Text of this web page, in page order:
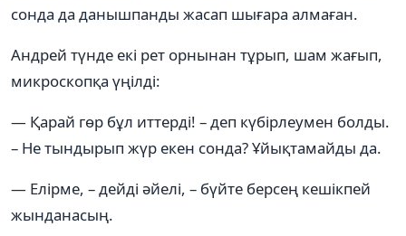
сонда да данышпанды жасап шығара алмаған.
Андрей түнде екі рет орнынан тұрып, шам жағып,
микроскопқа үңілді:
— Қарай гөр бұл иттерді! – деп күбірлеумен болды.
– Не тындырып жүр екен сонда? Ұйықтамайды да.
— Елірме, – дейді әйелі, – бүйте берсең кешікпей
жынданасың.